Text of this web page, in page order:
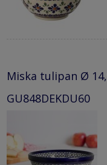
Miska tulipan Ø
GU848DEKDU60